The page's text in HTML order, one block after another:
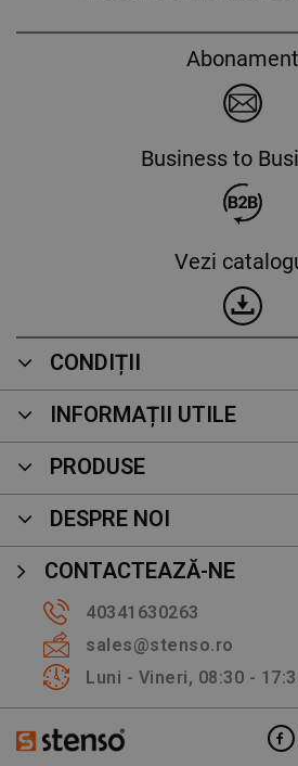
Abonament
Business to
Vezi
CONDIȚII
INFORMAȚII UTILE
PRODUSE
DESPRE NOI
CONTACTEAZĂ-NE
40341630263
sales@stenso.ro
Luni - Vineri, 08:30 -